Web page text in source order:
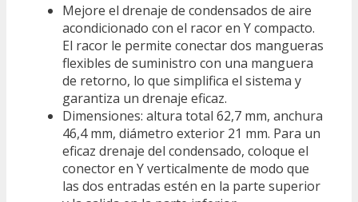
Mejore el drenaje de condensados de aire
acondicionado con el racor en Y compacto.
El racor le permite conectar dos mangueras
flexibles de suministro con una manguera
de retorno, lo que simplifica el sistema y
garantiza un drenaje eficaz.
Dimensiones: altura total 62,7 mm, anchura
46,4 mm, diámetro exterior 21 mm. Para un
eficaz drenaje del condensado, coloque el
conector en Y verticalmente de modo que
las dos entradas estén en la parte superior